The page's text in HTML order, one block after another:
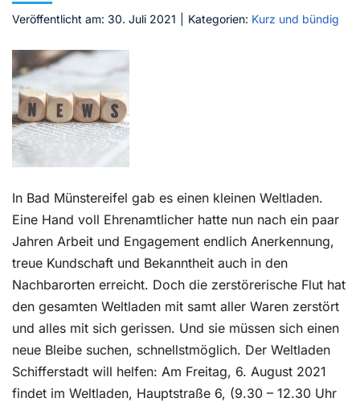
Kontakt
Veröffentlicht am: 30. Juli 2021 Kategorien: Kurz und bündig
In Bad Münstereifel gab es einen kleinen Weltladen.
Eine Hand voll Ehrenamtlicher hatte nun nach ein paar
Jahren Arbeit und Engagement endlich Anerkennung,
treue Kundschaft und Bekanntheit auch in den
Nachbarorten erreicht. Doch die zerstörerische Flut hat
den gesamten Weltladen mit samt aller Waren zerstört
und alles mit sich gerissen. Und sie müssen sich einen
neue Bleibe suchen, schnellstmöglich. Der Weltladen
Schifferstadt will helfen: Am Freitag, 6. August 2021
findet im Weltladen, Hauptstraße 6, (9.30 – 12.30 Uhr